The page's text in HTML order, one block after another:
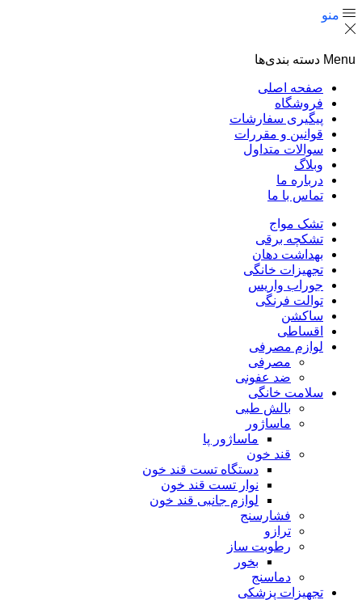
منو
Menu دسته بندی‌ها
صفحه اصلی
فروشگاه
پیگیری سفارشات
قوانین و مقررات
سوالات متداول
وبلاگ
درباره ما
تماس با ما
تشک مواج
تشکچه برقی
بهداشت دهان
تجهیزات خانگی
جوراب واریس
توالت فرنگی
ساکشن
اقساطی
لوازم مصرفی
مصرفی
ضد عفونی
سلامت خانگی
بالش طبی
ماساژور
ماساژور پا
قند خون
دستگاه تست قند خون
نوار تست قند خون
لوازم جانبی قند خون
فشارسنج
ترازو
رطوبت ساز
بخور
دماسنج
تجهیزات پزشکی